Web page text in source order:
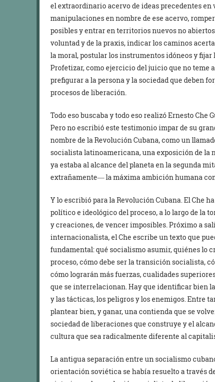
el extraordinario acervo de ideas precedentes en
manipulaciones en nombre de ese acervo,
posibles y entrar en territorios nuevos no
voluntad y de la praxis, indicar los caminos
la moral, postular los instrumentos idóneos y
Profetizar, como ejercicio del juicio que no teme
prefigurar a la persona y la sociedad que deben
procesos de liberación.
Todo eso buscaba y todo eso realizó Ernesto Che
Pero no escribió este testimonio impar de su
nombre de la Revolución Cubana, como un
socialista latinoamericana, una exposición de la
ya estaba al alcance del planeta en la segunda
extrañamente― la máxima ambición humana
Y lo escribió para la Revolución Cubana. El Che
político e ideológico del proceso, a lo largo de la
y creaciones, de vencer imposibles. Próximo a
internacionalista, el Che escribe un texto que
fundamental: qué socialismo asumir, quiénes lo
proceso, cómo debe ser la transición socialista,
cómo lograrán más fuerzas, cualidades
que se interrelacionan. Hay que identificar bien
y las tácticas, los peligros y los enemigos. Entre
plantear bien, y ganar, una contienda que se
sociedad de liberaciones que construye y el
cultura que sea radicalmente diferente al
La antigua separación entre un socialismo
orientación soviética se había resuelto a través